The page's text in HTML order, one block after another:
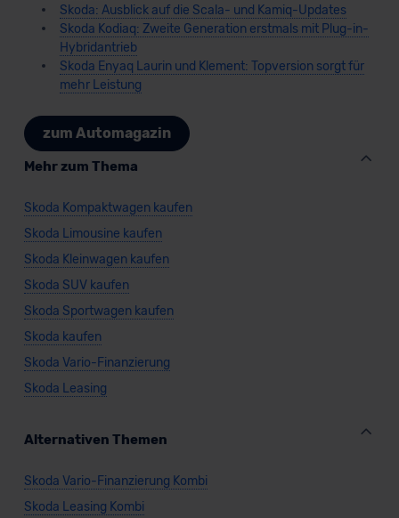
Skoda: Ausblick auf die Scala- und Kamiq-Updates
Skoda Kodiaq: Zweite Generation erstmals mit Plug-in-
Hybridantrieb
Skoda Enyaq Laurin und Klement: Topversion sorgt für
mehr Leistung
zum Automagazin
Mehr zum Thema
Skoda Kompaktwagen kaufen
Skoda Limousine kaufen
Skoda Kleinwagen kaufen
Skoda SUV kaufen
Skoda Sportwagen kaufen
Skoda kaufen
Skoda Vario-Finanzierung
Skoda Leasing
Alternativen Themen
Skoda Vario-Finanzierung Kombi
Skoda Leasing Kombi